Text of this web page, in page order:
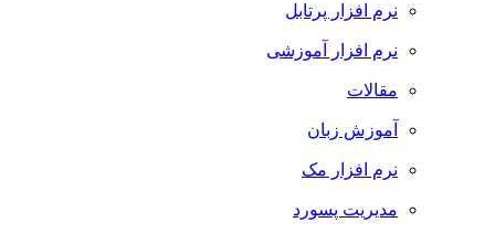
نرم افزار پرتابل
نرم افزار آموزشی
مقالات
آموزش زبان
نرم افزار مک
مدیریت پسورد